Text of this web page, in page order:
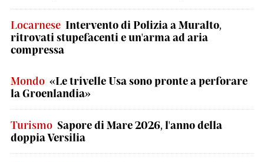
Locarnese Intervento di Polizia a Muralto,
ritrovati stupefacenti e un'arma ad aria
compressa
Mondo «Le trivelle Usa sono pronte a perforare
la Groenlandia»
Turismo Sapore di Mare 2026, l'anno della
doppia Versilia